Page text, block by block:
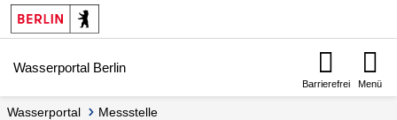
Springe zur Navigation
Springe zum Inhalt
Wasserportal Berlin
Barrierefrei Menü
Wasserportal
Messstelle